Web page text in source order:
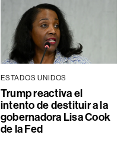
ESTADOS UNIDOS
Trump reactiva el
intento de destituir a la
gobernadora Lisa Cook
de la Fed